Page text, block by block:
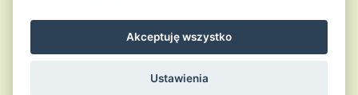
© 2026Sklep Ziołowa Wyspais proudly powered by
Entries (RSS) and Comments (RSS)
Akceptuję wszystko
Ustawienia